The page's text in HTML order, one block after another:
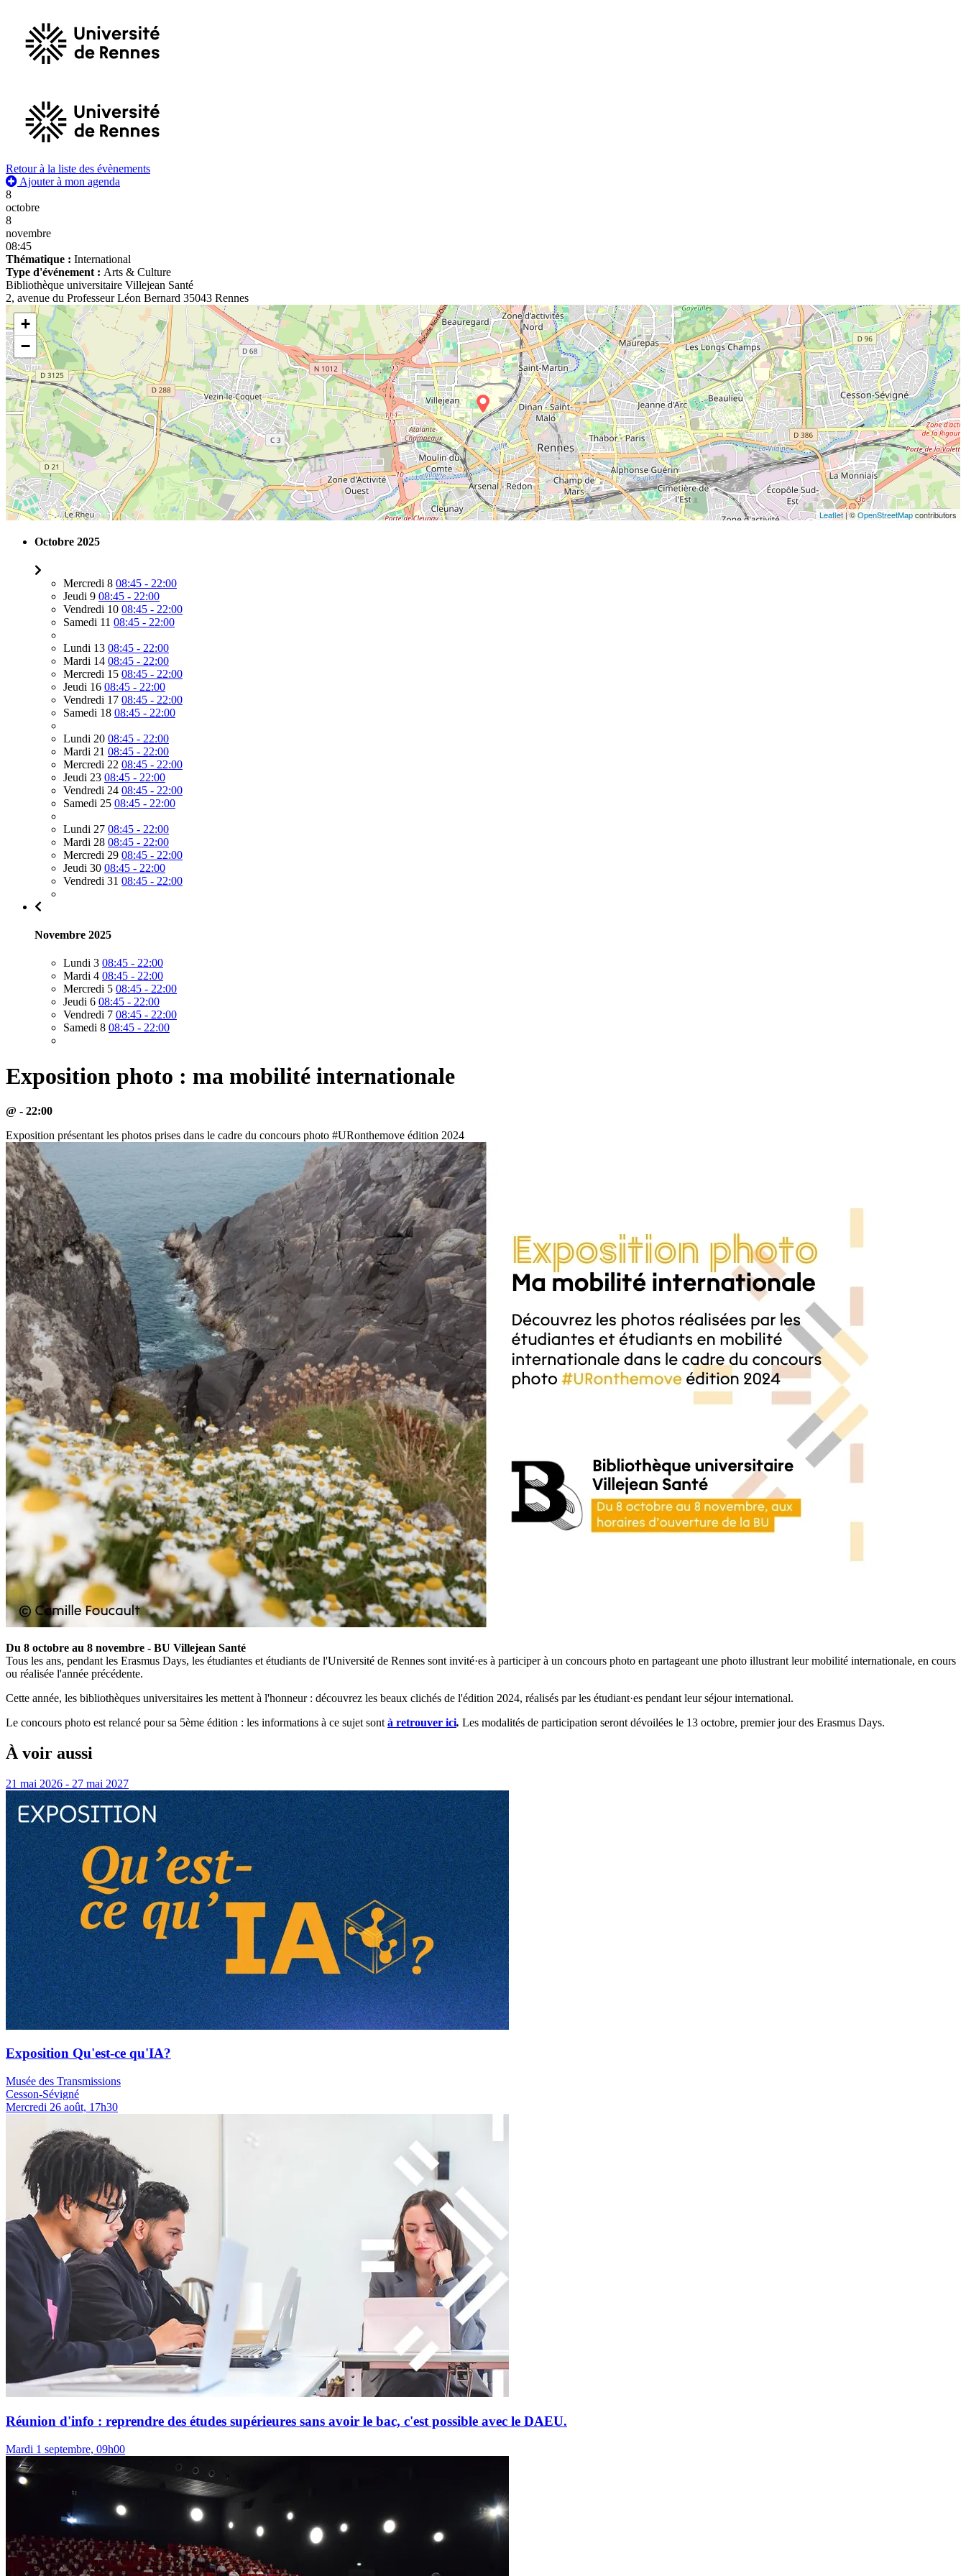
Retour à la liste des évènements
Ajouter à mon agenda
8
octobre
8
novembre
08:45
Thématique : International
Type d'événement : Arts & Culture
Bibliothèque universitaire Villejean Santé
2, avenue du Professeur Léon Bernard 35043 Rennes
+
−
Leaflet | ©OpenStreetMapcontributors
Octobre 2025
Mercredi 8 08:45 - 22:00
Jeudi 9 08:45 - 22:00
Vendredi 10 08:45 - 22:00
Samedi 11 08:45 - 22:00
Lundi 13 08:45 - 22:00
Mardi 14 08:45 - 22:00
Mercredi 15 08:45 - 22:00
Jeudi 16 08:45 - 22:00
Vendredi 17 08:45 - 22:00
Samedi 18 08:45 - 22:00
Lundi 20 08:45 - 22:00
Mardi 21 08:45 - 22:00
Mercredi 22 08:45 - 22:00
Jeudi 23 08:45 - 22:00
Vendredi 24 08:45 - 22:00
Samedi 25 08:45 - 22:00
Lundi 27 08:45 - 22:00
Mardi 28 08:45 - 22:00
Mercredi 29 08:45 - 22:00
Jeudi 30 08:45 - 22:00
Vendredi 31 08:45 - 22:00
Novembre 2025
Lundi 3 08:45 - 22:00
Mardi 4 08:45 - 22:00
Mercredi 5 08:45 - 22:00
Jeudi 6 08:45 - 22:00
Vendredi 7 08:45 - 22:00
Samedi 8 08:45 - 22:00
Exposition photo : ma mobilité internationale
@ - 22:00
Exposition présentant les photos prises dans le cadre du concours photo #URonthemove édition 2024
Du 8 octobre au 8 novembre - BU Villejean Santé
Tous les ans, pendant les Erasmus Days, les étudiantes et étudiants de l'Université de Rennes sont invité·es à participer à un concours photo en partageant une photo illustrant leur mobilité internationale, en cours
ou réalisée l'année précédente.
Cette année, les bibliothèques universitaires les mettent à l'honneur : découvrez les beaux clichés de l'édition 2024, réalisés par les étudiant·es pendant leur séjour international.
Le concours photo est relancé pour sa 5ème édition : les informations à ce sujet sont à retrouver ici. Les modalités de participation seront dévoilées le 13 octobre, premier jour des Erasmus Days.
À voir aussi
21 mai 2026 - 27 mai 2027
Exposition Qu'est-ce qu'IA?
Musée des Transmissions
Cesson-Sévigné
Mercredi 26 août, 17h30
Réunion d'info : reprendre des études supérieures sans avoir le bac, c'est possible avec le DAEU.
Mardi 1 septembre, 09h00